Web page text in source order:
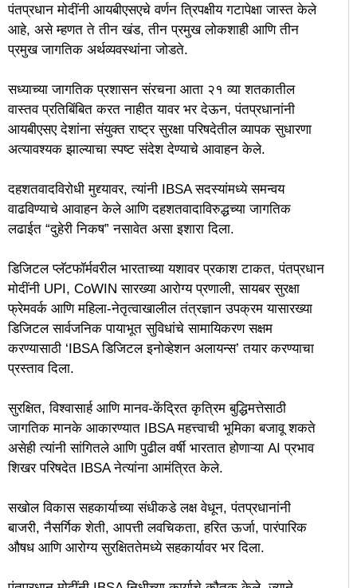
पंतप्रधान मोदींनी आयबीएसएचे वर्णन त्रिपक्षीय गटापेक्षा जास्त केले
आहे, असे म्हणत ते तीन खंड, तीन प्रमुख लोकशाही आणि तीन
प्रमुख जागतिक अर्थव्यवस्थांना जोडते.
सध्याच्या जागतिक प्रशासन संरचना आता २१ व्या शतकातील
वास्तव प्रतिबिंबित करत नाहीत यावर भर देऊन, पंतप्रधानांनी
आयबीएसए देशांना संयुक्त राष्ट्र सुरक्षा परिषदेतील व्यापक सुधारणा
अत्यावश्यक झाल्याचा स्पष्ट संदेश देण्याचे आवाहन केले.
दहशतवादविरोधी मुद्द्यावर, त्यांनी IBSA सदस्यांमध्ये समन्वय
वाढविण्याचे आवाहन केले आणि दहशतवादाविरुद्धच्या जागतिक
लढाईत “दुहेरी निकष” नसावेत असा इशारा दिला.
डिजिटल प्लॅटफॉर्मवरील भारताच्या यशावर प्रकाश टाकत, पंतप्रधान
मोदींनी UPI, CoWIN सारख्या आरोग्य प्रणाली, सायबर सुरक्षा
फ्रेमवर्क आणि महिला-नेतृत्वाखालील तंत्रज्ञान उपक्रम यासारख्या
डिजिटल सार्वजनिक पायाभूत सुविधांचे सामायिकरण सक्षम
करण्यासाठी ‘IBSA डिजिटल इनोव्हेशन अलायन्स’ तयार करण्याचा
प्रस्ताव दिला.
सुरक्षित, विश्वासार्ह आणि मानव-केंद्रित कृत्रिम बुद्धिमत्तेसाठी
जागतिक मानके आकारण्यात IBSA महत्त्वाची भूमिका बजावू शकते
असेही त्यांनी सांगितले आणि पुढील वर्षी भारतात होणाऱ्या AI प्रभाव
शिखर परिषदेत IBSA नेत्यांना आमंत्रित केले.
सखोल विकास सहकार्याच्या संधीकडे लक्ष वेधून, पंतप्रधानांनी
बाजरी, नैसर्गिक शेती, आपत्ती लवचिकता, हरित ऊर्जा, पारंपारिक
औषध आणि आरोग्य सुरक्षिततेमध्ये सहकार्यावर भर दिला.